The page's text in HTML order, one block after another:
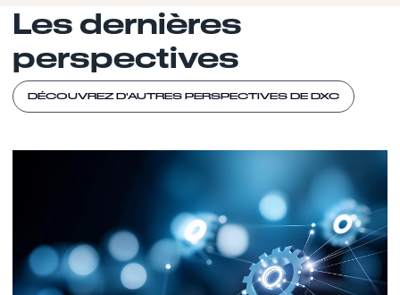
Les dernières
perspectives
DÉCOUVREZ D'AUTRES PERSPECTIVES DE DXC